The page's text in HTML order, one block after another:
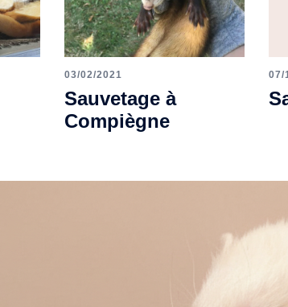
03/02/2021
Sauvetage à
Compiègne
07/